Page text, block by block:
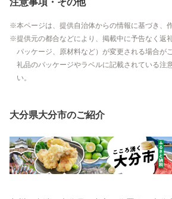
本ページは、提供自治体からの情報に基づき、
提供元の都合などにより、掲載中に予告なく返
パッケージ、原材料など）が変更される場合が
礼品のパッケージやラベルに記載されている注
い。
大分県大分市のご紹介